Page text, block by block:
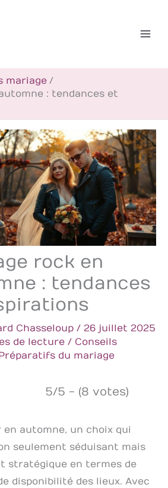
mariage
: tendances et
rock en
: tendances
Chasseloup / 26 juillet 2025
de lecture / Conseils
du mariage
5/5 - (8 votes)
en automne, un choix qui
seulement séduisant mais
stratégique en termes de
disponibilité des lieux. Avec